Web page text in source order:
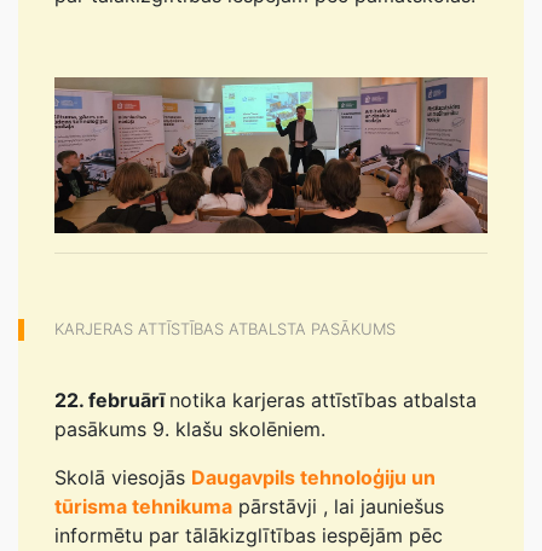
KARJERAS ATTĪSTĪBAS ATBALSTA PASĀKUMS
22. februārī notika karjeras attīstības atbalsta
pasākums 9. klašu skolēniem.
Skolā viesojās Daugavpils tehnoloģiju un
tūrisma tehnikuma pārstāvji , lai jauniešus
informētu par tālākizglītības iespējām pēc